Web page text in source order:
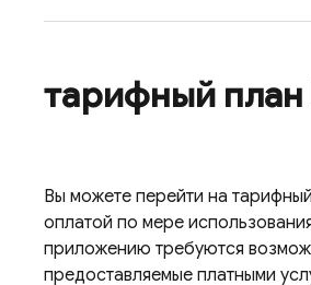
тарифный план
Вы можете перейти на
оплатой по мере
приложению требуются
предоставляемые платными